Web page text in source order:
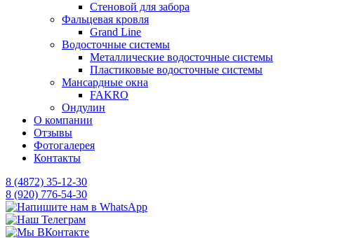
Стеновой для забора
Фальцевая кровля
Grand Line
Водосточные системы
Металлические водосточные системы
Пластиковые водосточные системы
Мансардные окна
FAKRO
Ондулин
О компании
Отзывы
Фотогалерея
Контакты
8 (4872) 35-12-30
8 (920) 776-54-30